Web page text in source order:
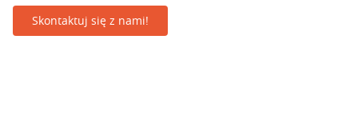
Skontaktuj się z nami!